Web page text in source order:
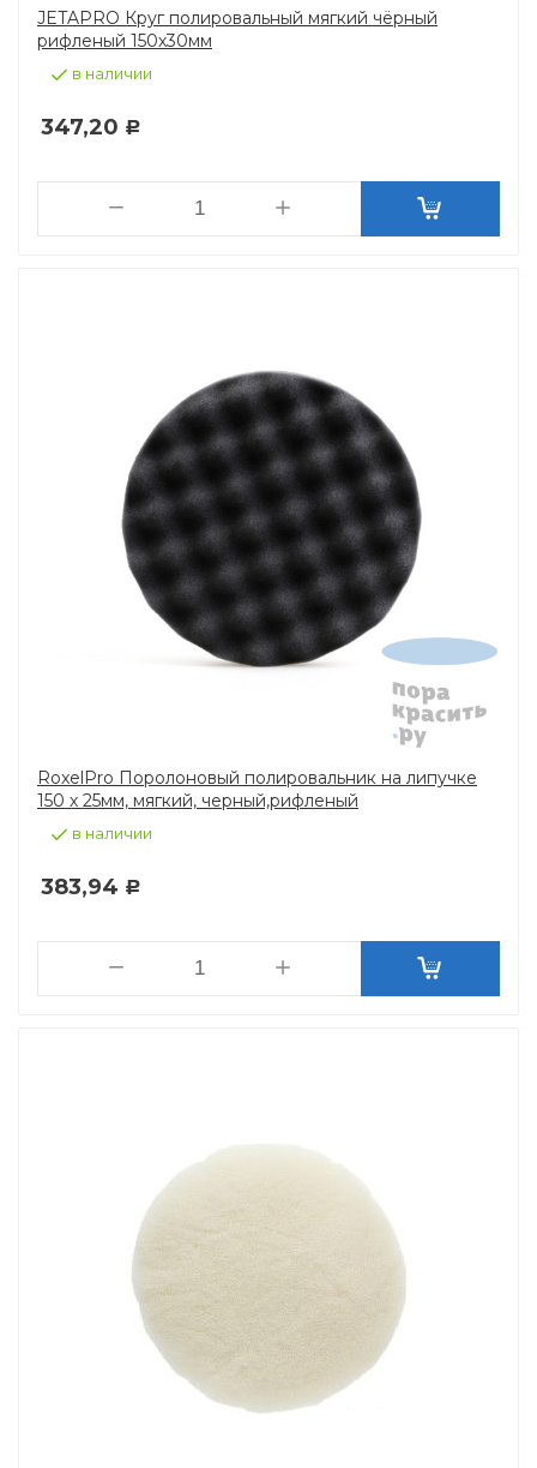
JETAPRO Круг полировальный мягкий чёрный
рифленый 150х30мм
в наличии
347,20 Р
RoxelPro Поролоновый полировальник на липучке
150 х 25мм, мягкий, черный,рифленый
в наличии
383,94 Р